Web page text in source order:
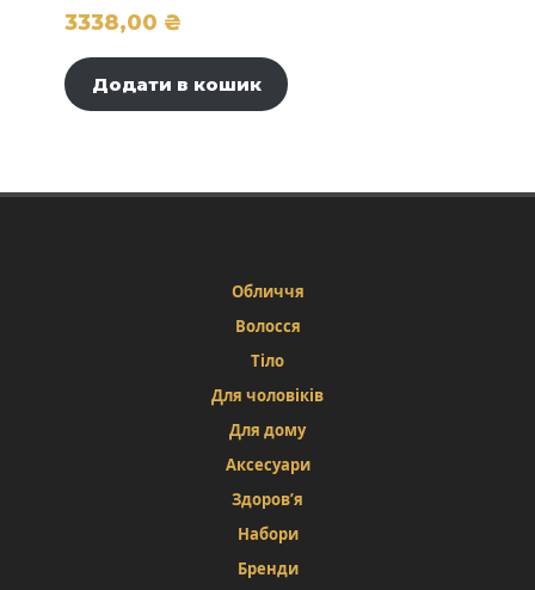
3338,00 ₴
Додати в кошик
Обличчя
Волосся
Тіло
Для чоловіків
Для дому
Аксесуари
Здоров’я
Набори
Бренди